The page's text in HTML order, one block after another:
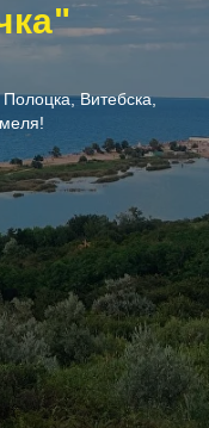
Витебска,